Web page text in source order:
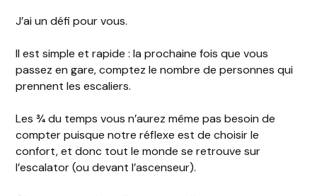
J’ai un défi pour vous.
Il est simple et rapide : la prochaine fois que vous
passez en gare, comptez le nombre de personnes qui
prennent les escaliers.
Les ¾ du temps vous n’aurez même pas besoin de
compter puisque notre réflexe est de choisir le
confort, et donc tout le monde se retrouve sur
l’escalator (ou devant l’ascenseur).